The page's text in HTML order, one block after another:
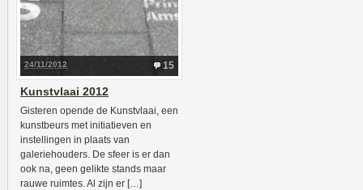
15
24/11/2012
Kunstvlaai 2012
Gisteren opende de Kunstvlaai, een
kunstbeurs met initiatieven en
instellingen in plaats van
galeriehouders. De sfeer is er dan
ook na, geen gelikte stands maar
rauwe ruimtes. Al zijn er […]